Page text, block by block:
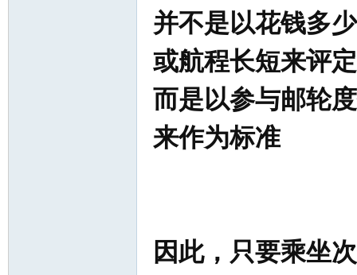
并不是以花钱多
或航程长短来评
而是以参与邮轮
来作为标准
因此，只要乘坐